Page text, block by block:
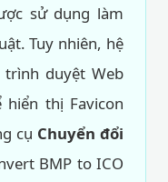
sử dụng làm
Tuy nhiên, hệ
trình duyệt Web
hiển thị Favicon
cụ Chuyển đổi
BMP to ICO